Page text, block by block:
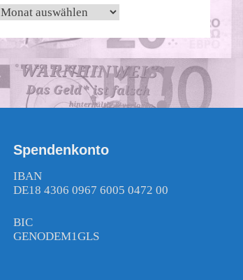
Archiv
Spendenkonto
IBAN
DE18 4306 0967 6005 0472 00
BIC
GENODEM1GLS